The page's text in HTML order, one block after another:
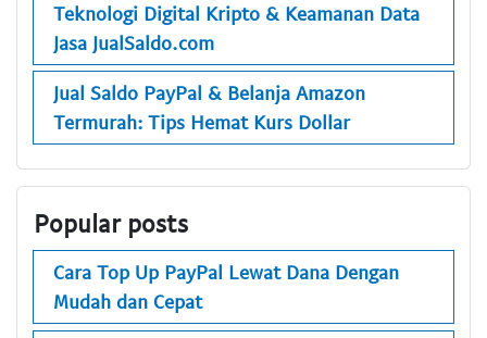
Teknologi Digital Kripto & Keamanan Data
Jasa JualSaldo.com
Jual Saldo PayPal & Belanja Amazon
Termurah: Tips Hemat Kurs Dollar
Popular posts
Cara Top Up PayPal Lewat Dana Dengan
Mudah dan Cepat